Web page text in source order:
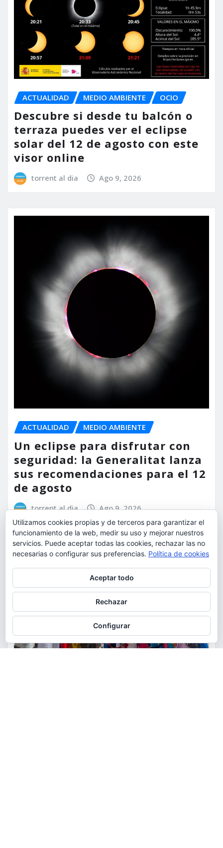
ACTUALIDAD MEDIO AMBIENTE OCIO
Descubre si desde tu balcón o
terraza puedes ver el eclipse
solar del 12 de agosto con este
visor online
torrent al dia Ago 9, 2026
ACTUALIDAD MEDIO AMBIENTE
Un eclipse para disfrutar con
seguridad: la Generalitat lanza
sus recomendaciones para el 12
de agosto
torrent al dia Ago 9, 2026
Utilizamos cookies propias y de terceros para garantizar el
funcionamiento de la web, medir su uso y mejorar nuestros
servicios. Puede aceptar todas las cookies, rechazar las no
necesarias o configurar sus preferencias. Política de cookies
Aceptar todo
Rechazar
Configurar
Para obtener más información, incluido cómo gestionar las cookies,